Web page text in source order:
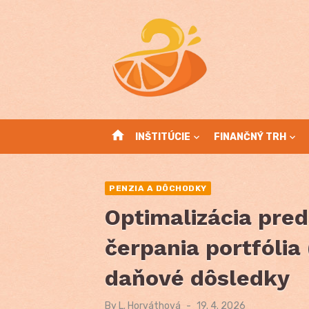
home INŠTITÚCIE FINANČNÝ TRH
PENZIA A DÔCHODKY
Optimalizácia
čerpania portfólia
daňové dôsledky
By L. Horváthová
Posted
19. 4. 2026